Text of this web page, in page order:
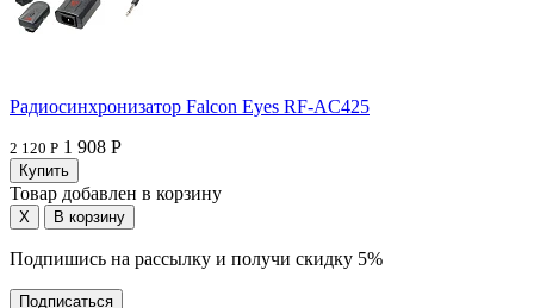
Радиосинхронизатор Falcon Eyes RF-AC425
2 120 Р 1 908 Р
Товар добавлен в корзину
Подпишись на рассылку и получи скидку 5%
Подписаться